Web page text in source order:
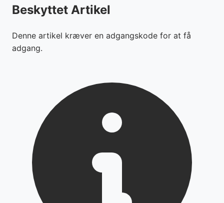
Beskyttet Artikel
Denne artikel kræver en adgangskode for at få
adgang.